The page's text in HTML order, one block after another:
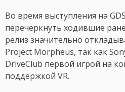
Во время выступления на
перечеркнуть ходившие
релиз значительно
Project Morpheus, так как
DriveClub первой игрой на
поддержкой VR.